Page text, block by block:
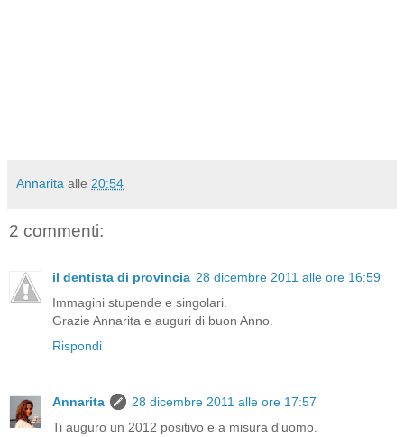
Annarita alle 20:54
2 commenti:
il dentista di provincia 28 dicembre 2011 alle ore 16:59
Immagini stupende e singolari.
Grazie Annarita e auguri di buon Anno.
Rispondi
Annarita
28 dicembre 2011 alle ore 17:57
Ti auguro un 2012 positivo e a misura d'uomo.